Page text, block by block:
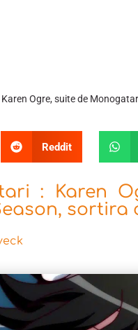
Ogre, suite de
Reddit
: Karen
sortira